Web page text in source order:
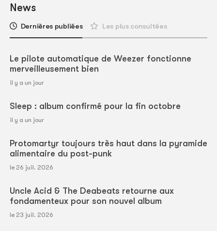
News
Dernières publiées Les plus consultées
Le pilote automatique de Weezer fonctionne
merveilleusement bien
il y a un jour
Sleep : album confirmé pour la fin octobre
il y a un jour
Protomartyr toujours très haut dans la pyramide
alimentaire du post-punk
le 26 juil. 2026
Uncle Acid & The Deabeats retourne aux
fondamenteux pour son nouvel album
le 23 juil. 2026